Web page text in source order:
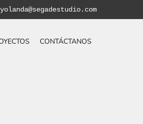
yolanda@segadestudio.com
CONTÁCTANOS